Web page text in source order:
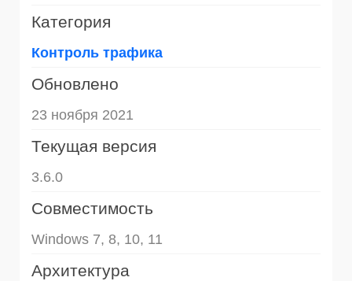
Категория
Контроль трафика
Обновлено
23 ноября 2021
Текущая версия
3.6.0
Совместимость
Windows 7, 8, 10, 11
Архитектура